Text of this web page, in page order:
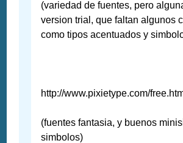
(variedad de fuentes, pero
version trial, que faltan algunos
como tipos acentuados y
http://www.pixietype.com/
(fuentes fantasia, y buenos
simbolos)